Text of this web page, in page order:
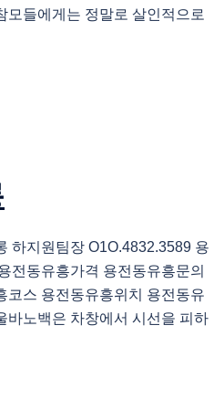
모들에게는 정말로 살인적으로
하지원팀장 O1O.4832.3589 용
전동유흥가격 용전동유흥문의
코스 용전동유흥위치 용전동유
노백은 차창에서 시선을 피하